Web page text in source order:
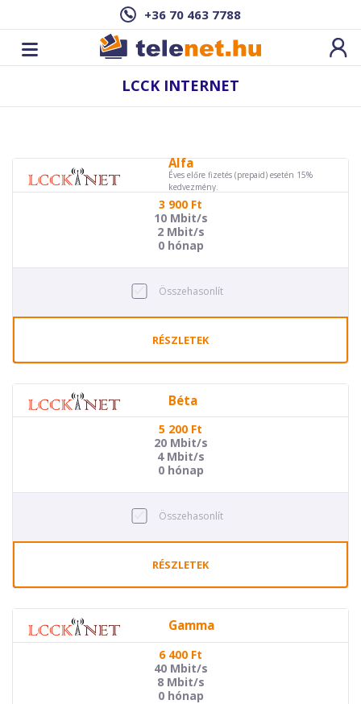
+36 70 463 7788
LCCK INTERNET
Alfa
Éves előre fizetés (prepaid) esetén 15%
kedvezmény.
3 900 Ft
10 Mbit/s
2 Mbit/s
0 hónap
Összehasonlít
RÉSZLETEK
Béta
5 200 Ft
20 Mbit/s
4 Mbit/s
0 hónap
Összehasonlít
RÉSZLETEK
Gamma
6 400 Ft
40 Mbit/s
8 Mbit/s
0 hónap